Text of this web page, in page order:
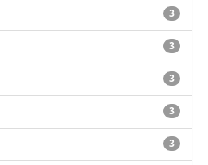
3
3
3
3
3